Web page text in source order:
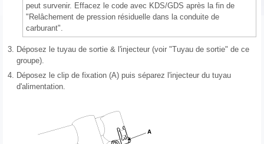
peut survenir. Effacez le code avec KDS/GDS après la fin de
"Relâchement de pression résiduelle dans la conduite de
carburant".
3. Déposez le tuyau de sortie & l'injecteur (voir "Tuyau de sortie" de ce
groupe).
4. Déposez le clip de fixation (A) puis séparez l'injecteur du tuyau
d'alimentation.